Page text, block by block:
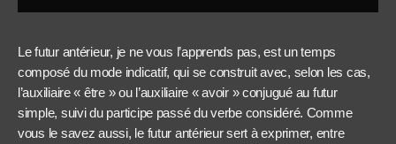
Le futur antérieur, je ne vous l’apprends pas, est un temps
composé du mode indicatif, qui se construit avec, selon les cas,
l’auxiliaire « être » ou l’auxiliaire « avoir » conjugué au futur
simple, suivi du participe passé du verbe considéré. Comme
vous le savez aussi, le futur antérieur sert à exprimer, entre